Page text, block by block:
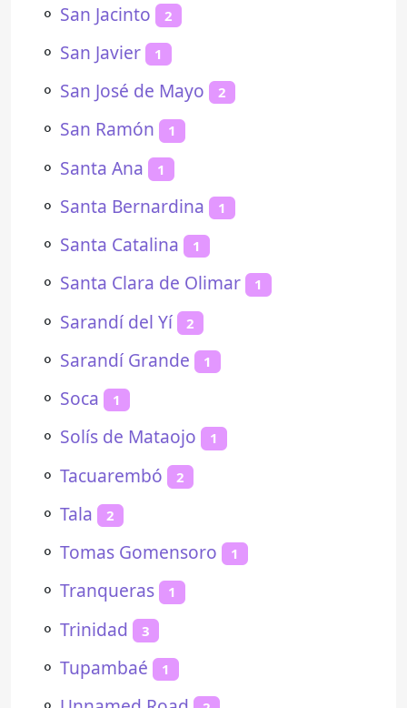
⚬ San Jacinto 2
⚬ San Javier 1
⚬ San José de Mayo 2
⚬ San Ramón 1
⚬ Santa Ana 1
⚬ Santa Bernardina 1
⚬ Santa Catalina 1
⚬ Santa Clara de Olimar 1
⚬ Sarandí del Yí 2
⚬ Sarandí Grande 1
⚬ Soca 1
⚬ Solís de Mataojo 1
⚬ Tacuarembó 2
⚬ Tala 2
⚬ Tomas Gomensoro 1
⚬ Tranqueras 1
⚬ Trinidad 3
⚬ Tupambaé 1